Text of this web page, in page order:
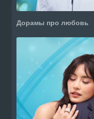
Дорамы про любовь